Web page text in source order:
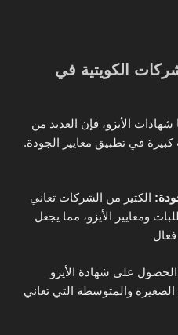
الكويتية في
شهادات الأيزو، فإن العديد من
كبيرة في تطبيق معايير الجودة.
الكثير من الشركات تعاني
ومعايير الأيزو، مما يجعل
الحصول على شهادة الأيزو
والمتوسطة التي تعاني